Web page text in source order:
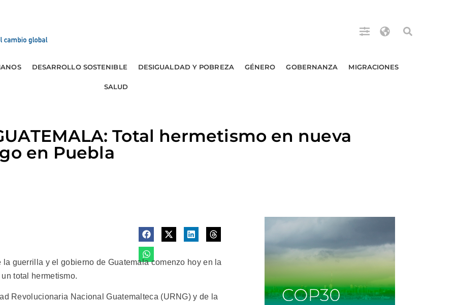
DESARROLLO SOSTENIBLE DESIGUALDAD Y POBREZA GÉNERO GOBERNANZA MIGRACIONES
SALUD
Total hermetismo en nueva
en Puebla
guerrilla y el gobierno de Guatemala comenzo hoy en la
total hermetismo.
Revolucionaria Nacional Guatemalteca (URNG) y de la